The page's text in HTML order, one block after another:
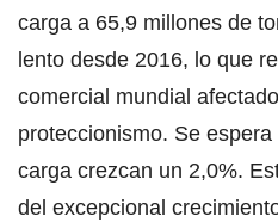
carga a 65,9 millones de
lento desde 2016, lo que
comercial mundial
proteccionismo. Se
carga crezcan un 2,0%.
del excepcional